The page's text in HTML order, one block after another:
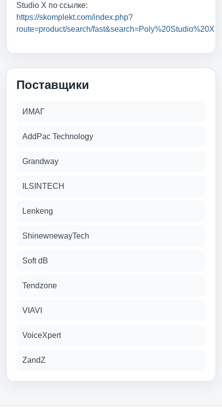
Studio X по ссылке:
https://skomplekt.com/index.php?
route=product/search/fast&search=Poly%20Studio%20X
Поставщики
ИМАГ
AddPac Technology
Grandway
ILSINTECH
Lenkeng
ShinewnewayTech
Soft dB
Tendzone
VIAVI
VoiceXpert
ZandZ